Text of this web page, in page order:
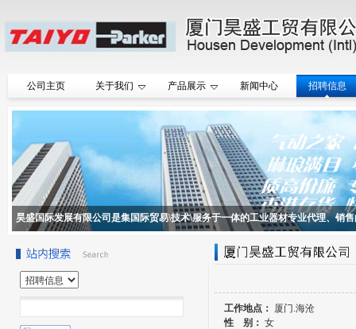
公司主页 关于我们 产品展示 新闻中心 招聘信息
昊盛国际发展有限公司是集国际贸易\技术\服务于一体的工业器材专业代理、销
工作地点： 厦门.海沧
性 别： 女